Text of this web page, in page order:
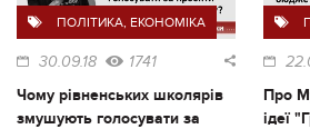
ПОЛІТИКА, ЕКОНОМІКА
30.09.18 1741
Чому рівненських школярів
змушують голосувати за
Про
ідеї